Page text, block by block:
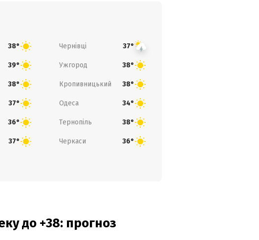
38° Чернівці 37°
39° Ужгород 38°
38° Кропивницький 38°
37° Одеса 34°
36° Тернопіль 38°
37° Черкаси 36°
до +38: прогноз